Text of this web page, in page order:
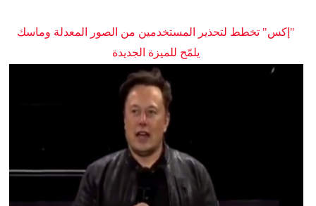
"إكس" تخطط لتحذير المستخدمين من الصور المعدلة وماسك
يلمّح للميزة الجديدة